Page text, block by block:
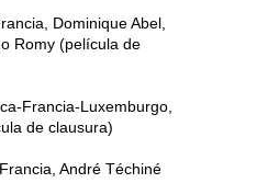
Dominique Abel,
Romy (película de
Francia-Luxemburgo,
de clausura)
André Téchiné